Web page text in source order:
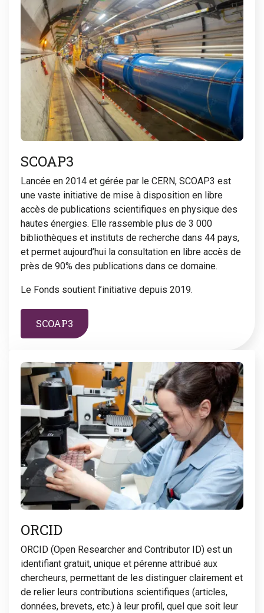
SCOAP3
Lancée en 2014 et gérée par le CERN, SCOAP3 est
une vaste initiative de mise à disposition en libre
accès de publications scientifiques en physique des
hautes énergies. Elle rassemble plus de 3 000
bibliothèques et instituts de recherche dans 44 pays,
et permet aujourd’hui la consultation en libre accès de
près de 90% des publications dans ce domaine.
Le Fonds soutient l’initiative depuis 2019.
SCOAP3
ORCID
ORCID (Open Researcher and Contributor ID) est un
identifiant gratuit, unique et pérenne attribué aux
chercheurs, permettant de les distinguer clairement et
de relier leurs contributions scientifiques (articles,
données, brevets, etc.) à leur profil, quel que soit leur